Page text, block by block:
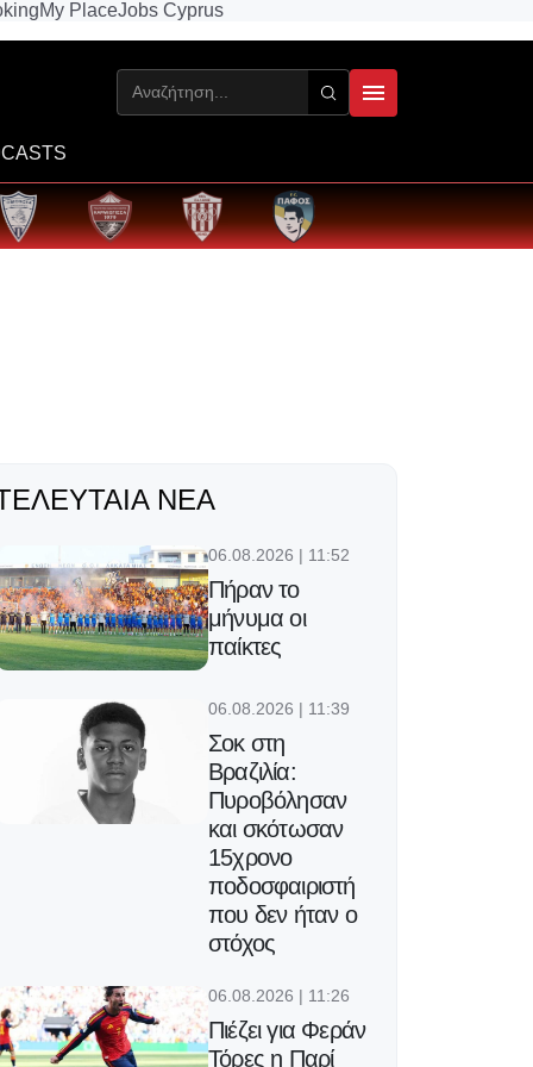
My PlaceJobs Cyprus
ΝΈΑ
06.08.2026 | 11:52
Πήραν το
μήνυμα οι
παίκτες
06.08.2026 | 11:39
Σοκ στη
Βραζιλία:
Πυροβόλησαν
και σκότωσαν
15χρονο
ποδοσφαιριστή
που δεν ήταν ο
στόχος
06.08.2026 | 11:26
Πιέζει για Φεράν
Τόρες η Παρί